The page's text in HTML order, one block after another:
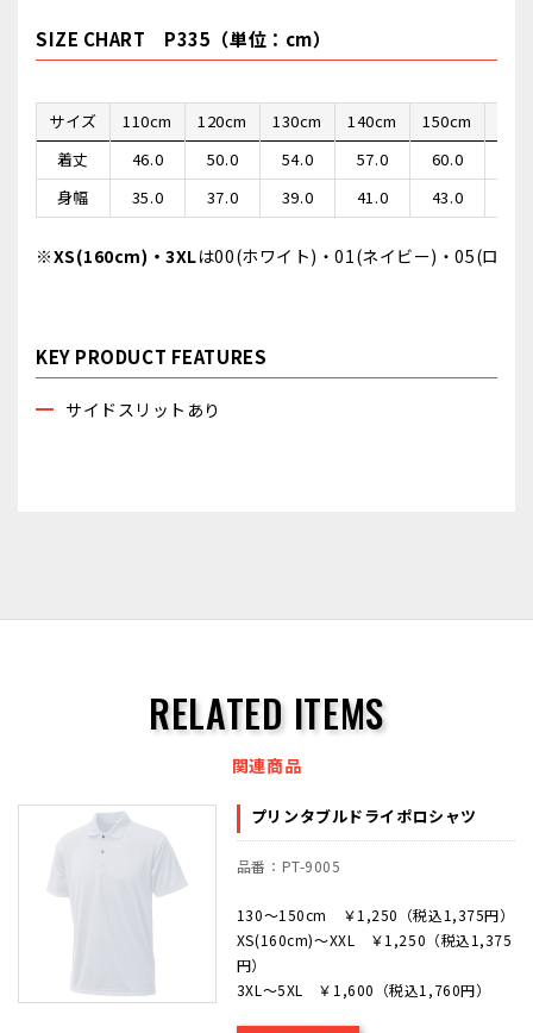
SIZE CHART P335（単位：cm）
サイズ 110cm 120cm 130cm 140cm 150cm
着丈 46.0 50.0 54.0 57.0 60.0
身幅
35.0 37.0 39.0 41.0 43.0
※XS(160cm)・3XLは00(ホワイト)・01(ネイビー)・05(ロイ
KEY PRODUCT FEATURES
サイドスリットあり
RELATED ITEMS
関連商品
プリンタブルドライポロシャツ
品番：PT-9005
130～150cm ￥1,250（税込1,375円）
XS(160cm)～XXL ￥1,250（税込1,375
円）
3XL～5XL ￥1,600（税込1,760円）